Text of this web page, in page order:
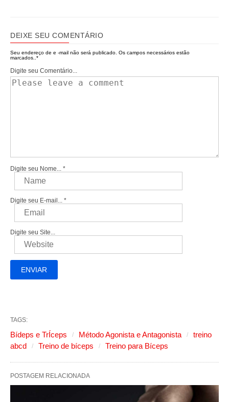
DEIXE SEU COMENTÁRIO
Seu endereço de e -mail não será publicado. Os campos necessários estão
marcados..*
Digite seu Comentário...
Digite seu Nome... *
Digite seu E-mail... *
Digite seu Site...
TAGS:
Bídeps e TrÍceps Método Agonista e Antagonista
treino
abcd
Treino de bíceps Treino para Bíceps
POSTAGEM RELACIONADA